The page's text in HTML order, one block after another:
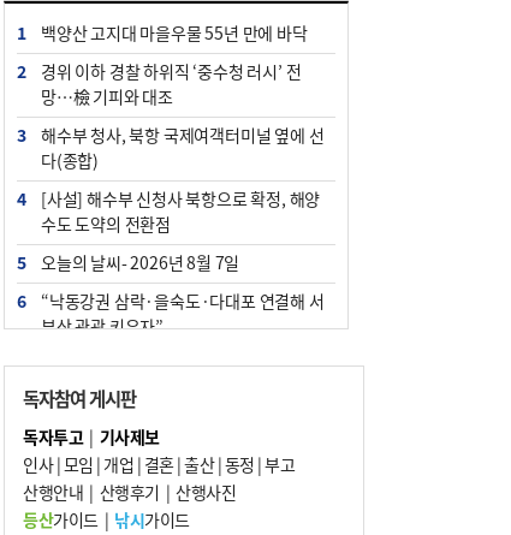
1
백양산 고지대 마을우물 55년 만에 바닥
2
경위 이하 경찰 하위직 ‘중수청 러시’ 전
망…檢 기피와 대조
3
해수부 청사, 북항 국제여객터미널 옆에 선
다(종합)
4
[사설] 해수부 신청사 북항으로 확정, 해양
수도 도약의 전환점
5
오늘의 날씨- 2026년 8월 7일
6
“낙동강권 삼락·을숙도·다대포 연결해 서
부산 관광 키우자”
7
부울경 주말부터 비소식…‘극한 폭염’ 한풀
꺾일 듯
8
피란마을 67년 역사인데…전교생 24명 아
미초 통폐합 기로
9
외국인 선원 ‘인신매매 경유지’ 된 부산…
우려가 현실로
독자참여 게시판
독자투고| 기사제보
인사|모임 | 개업 | 결혼|출산|동정 |부고
산행안내 | 산행후기 | 산행사진
등산가이드| 낚시가이드